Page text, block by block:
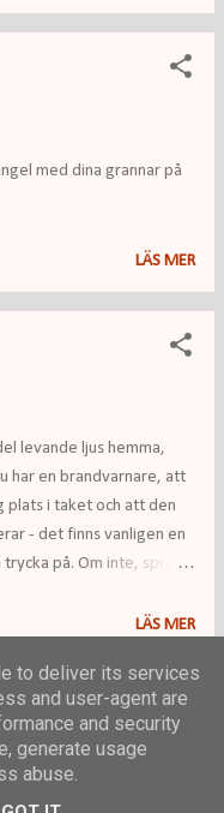
med dina grannar på
LÄS MER
levande ljus hemma,
har en brandvarnare, att
plats i taket och att den
- det finns vanligen en
på. Om inte, spring
LÄS MER
to deliver its services
and user-agent are
and security
generate usage
abuse.